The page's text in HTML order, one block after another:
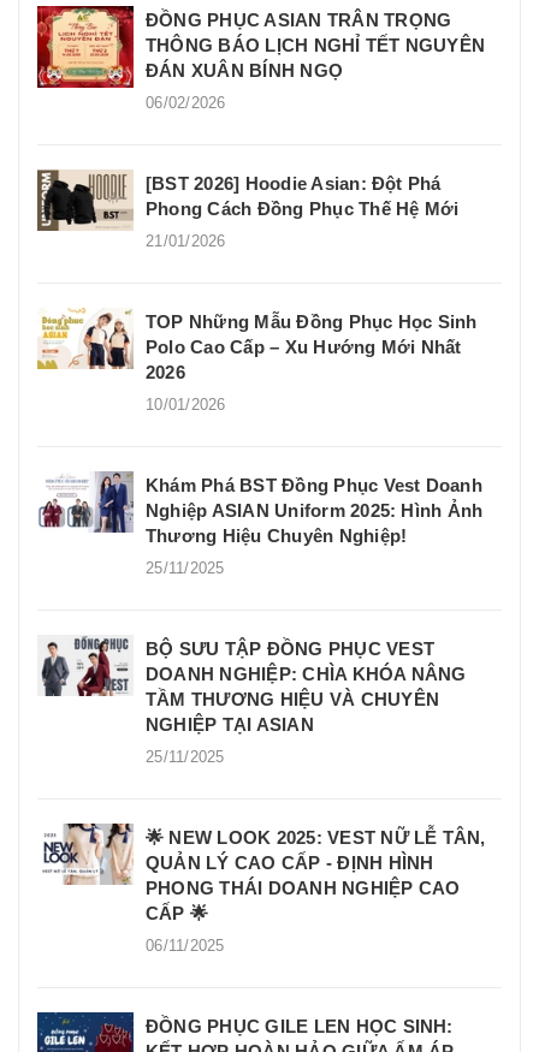
ĐỒNG PHỤC ASIAN TRÂN TRỌNG
THÔNG BÁO LỊCH NGHỈ TẾT NGUYÊN
ĐÁN XUÂN BÍNH NGỌ
06/02/2026
[BST 2026] Hoodie Asian: Đột Phá
Phong Cách Đồng Phục Thế Hệ Mới
21/01/2026
TOP Những Mẫu Đồng Phục Học Sinh
Polo Cao Cấp – Xu Hướng Mới Nhất
2026
10/01/2026
Khám Phá BST Đồng Phục Vest Doanh
Nghiệp ASIAN Uniform 2025: Hình Ảnh
Thương Hiệu Chuyên Nghiệp!
25/11/2025
BỘ SƯU TẬP ĐỒNG PHỤC VEST
DOANH NGHIỆP: CHÌA KHÓA NÂNG
TẦM THƯƠNG HIỆU VÀ CHUYÊN
NGHIỆP TẠI ASIAN
25/11/2025
🌟 NEW LOOK 2025: VEST NỮ LỄ TÂN,
QUẢN LÝ CAO CẤP - ĐỊNH HÌNH
PHONG THÁI DOANH NGHIỆP CAO
CẤP 🌟
06/11/2025
ĐỒNG PHỤC GILE LEN HỌC SINH: